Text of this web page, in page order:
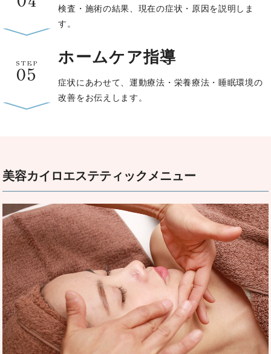
検査・施術の結果、現在の症状・原因を説明しま
す。
STEP
05
ホームケア指導
症状にあわせて、運動療法・栄養療法・睡眠環境の
改善をお伝えします。
美容カイロエステティックメニュー